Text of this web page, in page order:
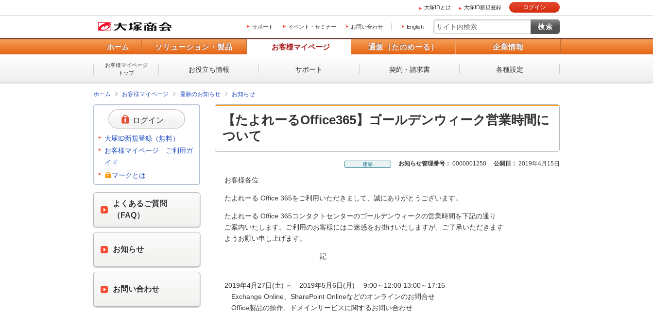
大塚IDとは 大塚ID新規登録 ログイン
サポート イベント・セミナー お問い合わせ English
ホーム ソリューション・製品 お客様マイページ 通販（たのめーる） 企業情報
お客様マイページ
トップ
お役立ち情報 サポート 契約・請求書 各種設定
ホーム お客様マイページ 最新のお知らせ お知らせ
【たよれーるOffice365】ゴールデンウィーク営業時間に
ついて
連絡 お知らせ管理番号： 0000001250 公開日： 2019年4月15日
お客様各位
たよれーる Office 365をご利用いただきまして、誠にありがとうございます。
たよれーる Office 365コンタクトセンターのゴールデンウィークの営業時間を下記の通り
ご案内いたします。ご利用のお客様にはご迷惑をお掛けいたしますが、ご了承いただきます
ようお願い申し上げます。
記
2019年4月27日(土) ～ 2019年5月6日(月) 9:00～12:00 13:00～17:15
Exchange Online、SharePoint Onlineなどのオンラインのお問合せ
Office製品の操作、ドメインサービスに関するお問い合わせ
ログイン
大塚ID新規登録（無料）
お客様マイページ ご利用ガ
イド
マークとは
よくあるご質問
（FAQ）
お知らせ
お問い合わせ